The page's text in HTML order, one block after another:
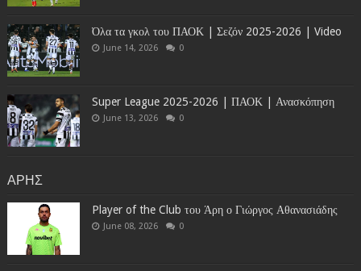
Όλα τα γκολ του ΠΑΟΚ | Σεζόν 2025-2026 | Video
June 14, 2026 0
Super League 2025-2026 | ΠΑΟΚ | Ανασκόπηση
June 13, 2026 0
ΑΡΗΣ
Player of the Club του Άρη ο Γιώργος Αθανασιάδης
June 08, 2026 0